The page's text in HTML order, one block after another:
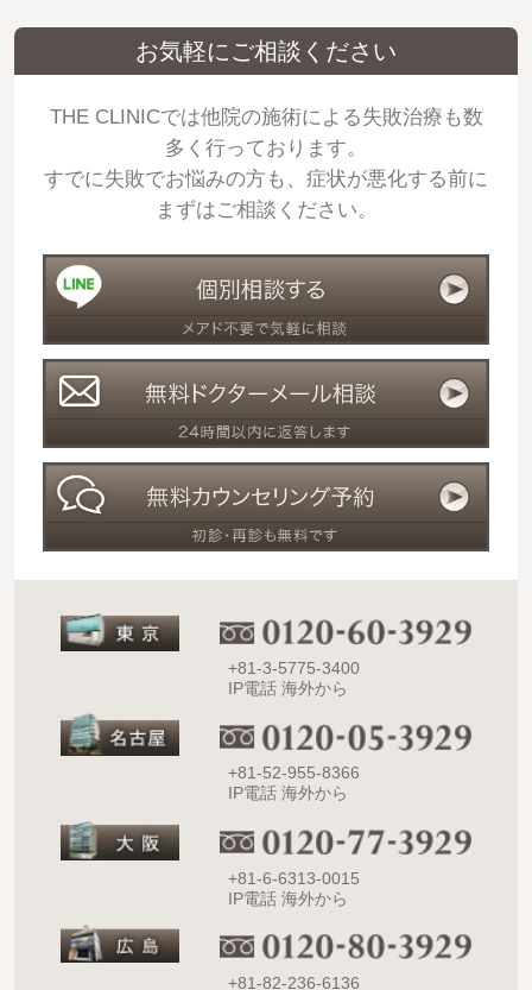
お気軽にご相談ください
THE CLINICでは他院の施術による失敗治療も数
多く行っております。
すでに失敗でお悩みの方も、症状が悪化する前に
まずはご相談ください。
+81-3-5775-3400
IP電話 海外から
+81-52-955-8366
IP電話 海外から
+81-6-6313-0015
IP電話 海外から
+81-82-236-6136